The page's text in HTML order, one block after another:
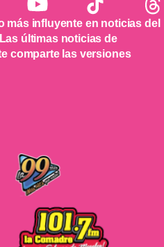
más influyente en noticias del
últimas noticias de
comparte las versiones